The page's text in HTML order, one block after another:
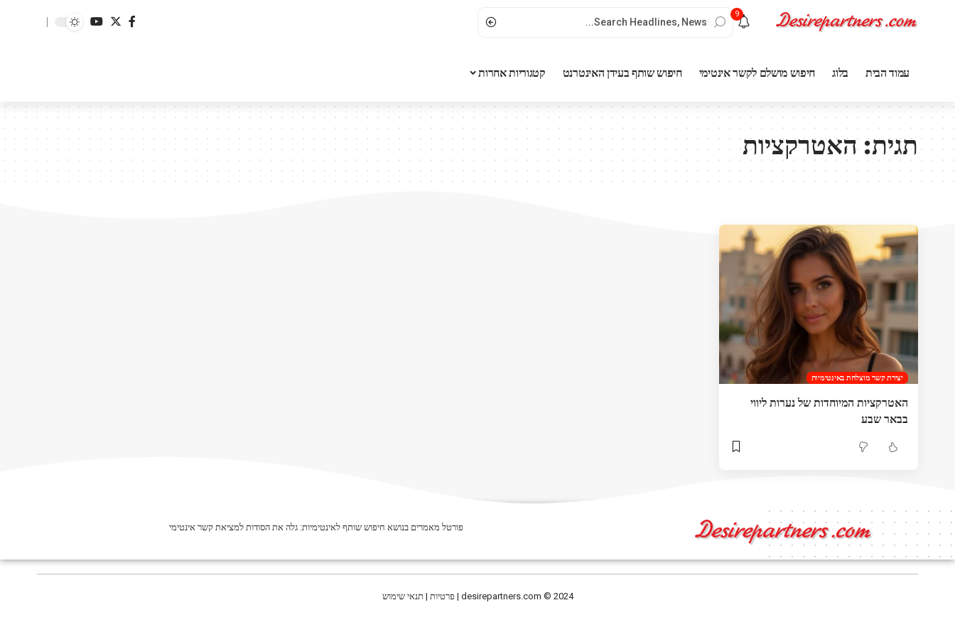
9
עמוד הבית בלוג חיפוש מושלם לקשר אינטימי חיפוש שותף בעידן האינטרנט קטגוריות אחרות
תגית:האטרקציות
יצירת קשר מוצלחת באינטימיות
האטרקציות המיוחדות של נערות ליווי
בבאר שבע
פורטל מאמרים בנושא חיפוש שותף לאינטימיות: גלה את הסודות למציאת קשר אינטימי
desirepartners.com © 2024 | פרטיות | תנאי שימוש